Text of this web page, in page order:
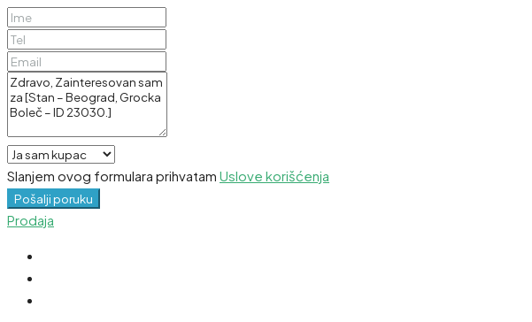
Slanjem ovog formulara prihvatam Uslove korišćenja
Pošalji poruku
Prodaja